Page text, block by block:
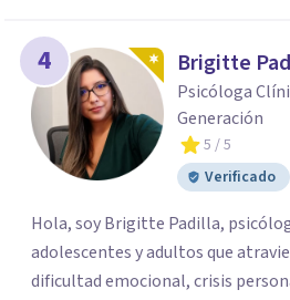
4 Brigitte
Psicóloga
Generación
5 / 5
Verificado
Hola, soy Brigitte Padilla,
adolescentes y adultos que
dificultad emocional, crisis